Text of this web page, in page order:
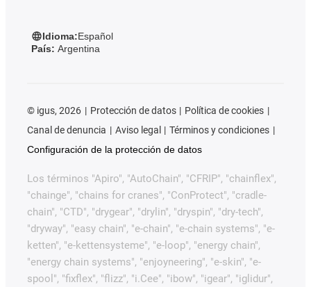
Idioma:Español
País: Argentina
© igus, 2026 Protección de datos
Política de cookies
Canal de denuncia
Aviso legal
Términos y condiciones
Configuración de la protección de datos
Los términos "Apiro", "AutoChain", "CFRIP", "chainflex",
"chainge", "chains for cranes", "ConProtect", "cradle-
chain", "CTD", "drygear", "drylin", "dryspin", "dry-tech",
"dryway", "easy chain", "e-chain", "e-chain systems", "e-
ketten", "e-kettensysteme", "e-loop", "energy chain",
"energy chain systems", "enjoyneering", "e-skin", "e-
spool", "fixflex", "flizz", "i.Cee", "ibow", "igear", "iglidur",